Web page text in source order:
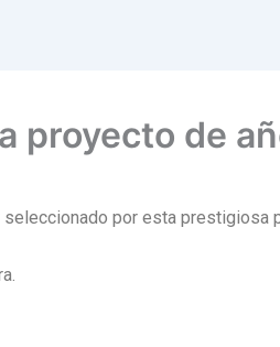
proyecto de
seleccionado por esta prestigiosa